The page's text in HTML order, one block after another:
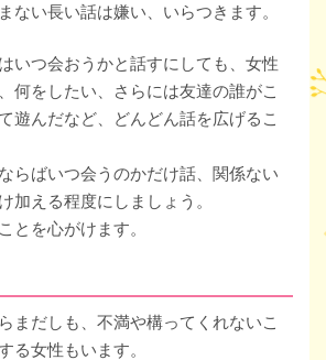
ない長い話は嫌い、いらつきます。
いつ会おうかと話すにしても、女性
何をしたい、さらには友達の誰がこ
遊んだなど、どんどん話を広げるこ
らばいつ会うのかだけ話、関係ない
加える程度にしましょう。
とを心がけます。
まだしも、不満や構ってくれないこ
る女性もいます。